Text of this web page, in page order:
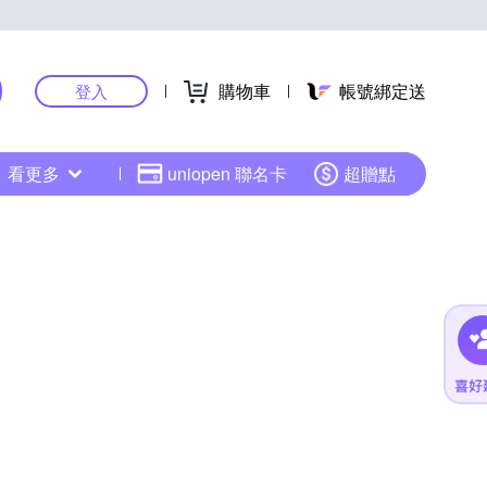
登入 購物車 帳號綁定送
看更多 uniopen 聯名卡 超贈點